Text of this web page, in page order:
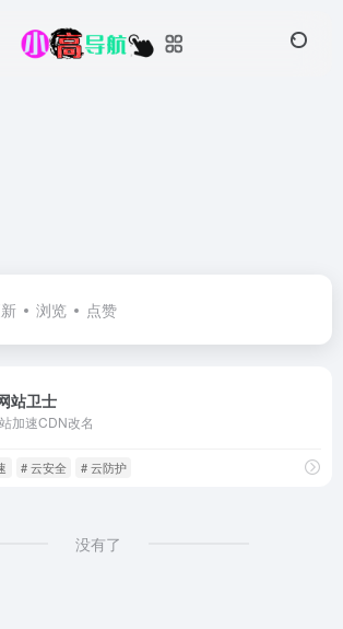
浏览 点赞
站卫士
加速CDN改名
# 云安全 # 云防护
没有了